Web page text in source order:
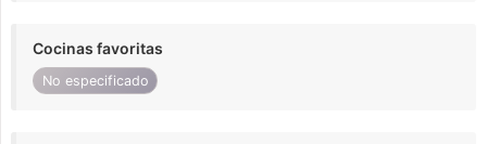
Cocinas favoritas
No especificado